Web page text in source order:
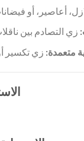
متعمدة: